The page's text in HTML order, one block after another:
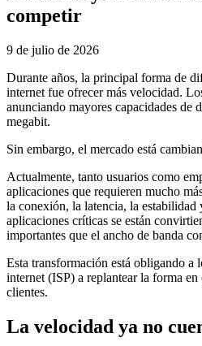
competir
9 de julio de 2026
Durante años, la principal forma de
internet fue ofrecer más velocidad.
anunciando mayores capacidades de
megabit.
Sin embargo, el mercado está
Actualmente, tanto usuarios como
aplicaciones que requieren mucho
la conexión, la latencia, la
aplicaciones críticas se están
importantes que el ancho de banda
Esta transformación está obligando a
internet (ISP) a replantear la forma en
clientes.
La velocidad ya no